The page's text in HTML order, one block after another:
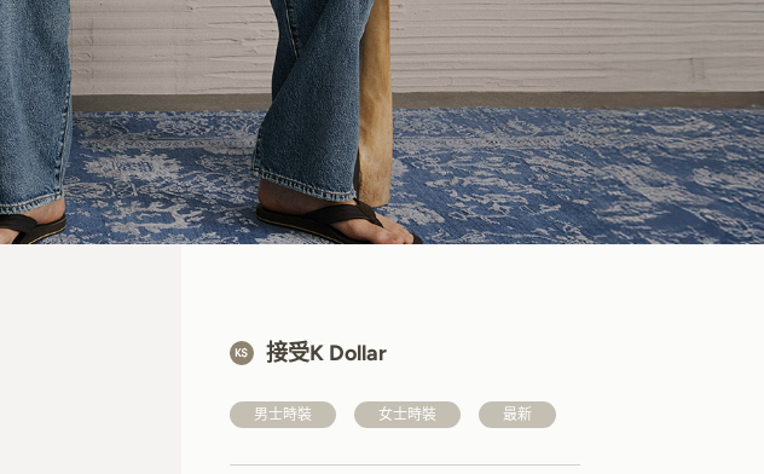
接受K Dollar
男士時裝 女士時裝 最新